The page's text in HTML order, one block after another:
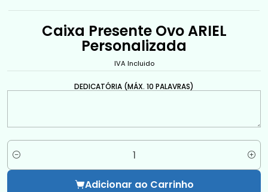
Caixa Presente Ovo ARIEL
Personalizada
IVA Incluido
DEDICATÓRIA (MÁX. 10 PALAVRAS)
Quantidade
Adicionar ao Carrinho